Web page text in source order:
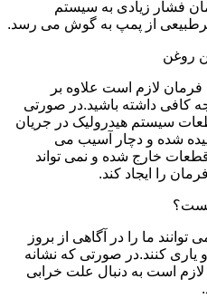
فشار زیادی به سیستم
از پمپ به گوش می رسد.
روغن
لازم است علاوه بر
کافی داشته باشید.در صورتی
سیستم هیدرولیک در جریان
شده و دچار آسیب می
خارج شده و نمی تواند
را ایجاد کند.
ما را در آگاهی از بروز
کنند.در صورتی که نشانه
لازم است به دنبال علت خرابی